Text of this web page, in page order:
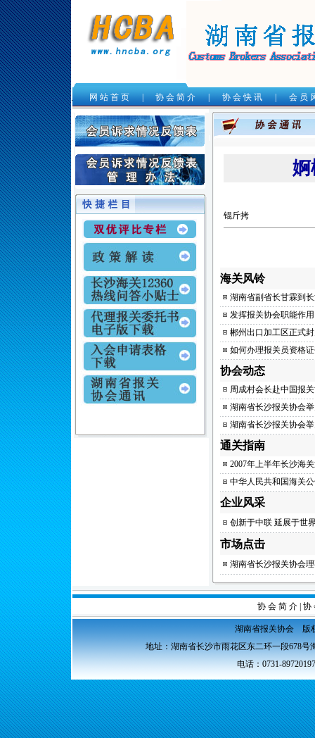
. 网 站 首 页 | 协 会 简 介 | 协 会 快 讯 | 会 员
婀
锟斤拷
海关风铃
湖南省副省长甘霖到
发挥报关协会职能作
郴州出口加工区正式
如何办理报关员资格
协会动态
周成村会长赴中国报
湖南省长沙报关协会
湖南省长沙报关协会
通关指南
2007年上半年长沙海
中华人民共和国海关
企业风采
创新于中联 延展于世
市场点击
湖南省长沙报关协会
协 会 简 介| 协
湖南省报关协会 版
地址：湖南省长沙市雨花区东二环一段678
电话：0731-